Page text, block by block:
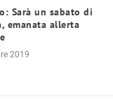
Sarà un sabato di
emanata allerta
2019